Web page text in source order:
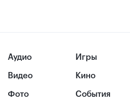
Аудио
Видео
Фото
Игры
Кино
События